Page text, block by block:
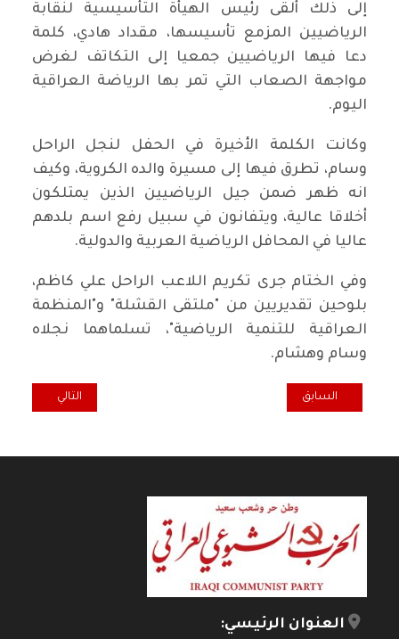
إلى ذلك ألقى رئيس الهيأة التأسيسية لنقابة
الرياضيين المزمع تأسيسها، مقداد هادي، كلمة
دعا فيها الرياضيين جمعيا إلى التكاتف لغرض
مواجهة الصعاب التي تمر بها الرياضة العراقية
اليوم.
وكانت الكلمة الأخيرة في الحفل لنجل الراحل
وسام، تطرق فيها إلى مسيرة والده الكروية، وكيف
انه ظهر ضمن جيل الرياضيين الذين يمتلكون
أخلاقا عالية، ويتفانون في سبيل رفع اسم بلدهم
عاليا في المحافل الرياضية العربية والدولية.
وفي الختام جرى تكريم اللاعب الراحل علي كاظم،
بلوحين تقديريين من "ملتقى القشلة" و"المنظمة
العراقية للتنمية الرياضية"، تسلماهما نجلاه
وسام وهشام.
المقال السابق: حفل شبيبة الشطرة بمناسبة اعياد الميلاد
السابق المقال التالي:
التالي
العنوان الرئيسي: